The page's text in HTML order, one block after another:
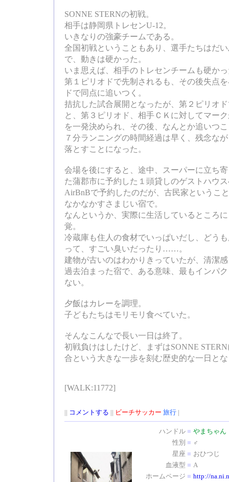
SONNE STERNの初戦。
相手は静岡県トレセンU-12。
いきなりの強豪チームである。
全国初戦ということもあり、選手たちはだ
で、動きは硬かった。
いま思えば、相手のトレセンチームも硬か
第１ピリオドで先制されるも、その後失点
ドで同点に追いつく。
拮抗した試合展開となったが、第２ピリオ
と、第３ピリオド、相手ＣＫに対してマー
を一発決められ、その後、なんとか追いつ
７分ランニングの時間経過は早く、残念な
落とすことになった。
会場を後にすると、途中、スーパーに立ち
た蒲郡市に予約した１頭貸しのゲストハウ
AirBnBで予約したのだが、古民家というこ
なかなかすさまじい宿で。
なんというか、実際に生活しているところ
覚。
冷蔵庫も住人の食材でいっぱいだし、どう
って、すごい臭いだったり……。
建物が古いのはわかりきっていたが、清潔
過去泊まった宿で、ある意味、最もインパ
ない。
夕飯はカレーを調理。
子どもたちはモリモリ食べていた。
そんなこんなで長い一日は終了。
初戦負けはしたけど、まずはSONNE
合という大きな一歩を刻む歴史的な一日と
[WALK:11772]
|| コメントする || ビーチサッカー 旅行|
ハンドル ■ やまちゃん
性別 ■ ♂
星座 ■ おひつじ
血液型 ■ A
ホームページ ■ http://